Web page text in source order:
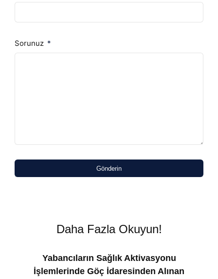
Sorunuz
Gönderin
Daha Fazla Okuyun!
Yabancıların Sağlık Aktivasyonu
İşlemlerinde Göç İdaresinden Alınan